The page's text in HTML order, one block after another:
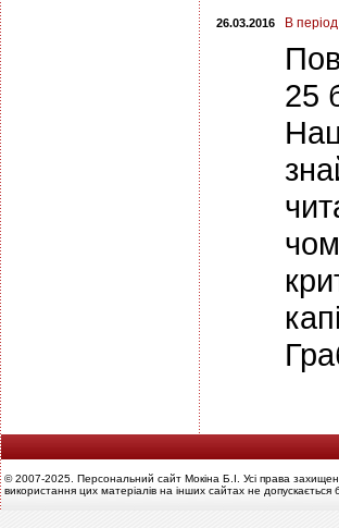
26.03.2016 В
25
© 2007-2025. Персональний сайт Мокіна Б.І. Усі права
використання цих матеріалів на інших сайтах не